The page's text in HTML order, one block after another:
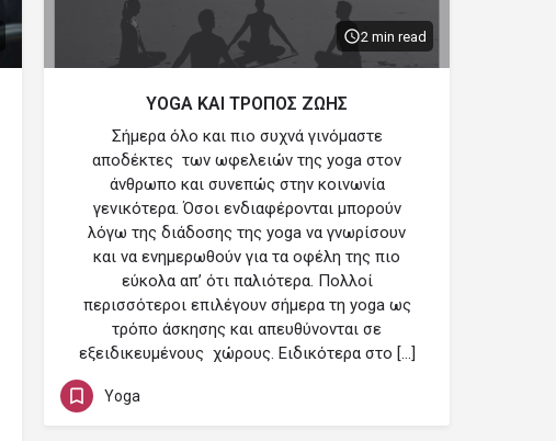
2 min read
YOGA ΚΑΙ ΤΡΟΠΟΣ ΖΩΗΣ
Σήμερα όλο και πιο συχνά γινόμαστε
αποδέκτες των ωφελειών της yoga στον
άνθρωπο και συνεπώς στην κοινωνία
γενικότερα. Όσοι ενδιαφέρονται μπορούν
λόγω της διάδοσης της yoga να γνωρίσουν
και να ενημερωθούν για τα οφέλη της πιο
εύκολα απ’ ότι παλιότερα. Πολλοί
περισσότεροι επιλέγουν σήμερα τη yoga ως
τρόπο άσκησης και απευθύνονται σε
εξειδικευμένους χώρους. Ειδικότερα στο […]
Yoga